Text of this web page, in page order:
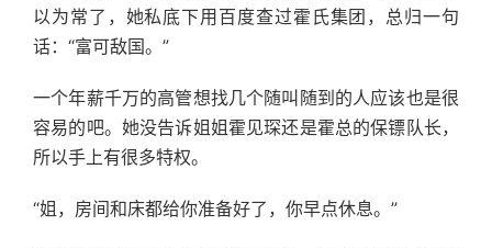
以为常了，她私底下用百度查过霍氏集团，总归一句
话：“富可敌国。”
一个年薪千万的高管想找几个随叫随到的人应该也是很
容易的吧。她没告诉姐姐霍见琛还是霍总的保镖队长，
所以手上有很多特权。
“姐，房间和床都给你准备好了，你早点休息。”